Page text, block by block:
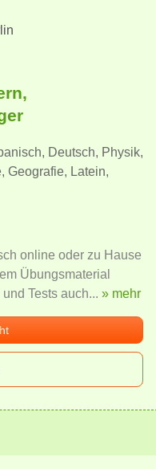
Deutsch, Physik,
Geografie, Latein,
online oder zu Hause
Übungsmaterial
Tests auch... » mehr